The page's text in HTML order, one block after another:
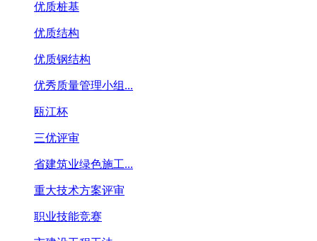
优质桩基
优质结构
优质钢结构
优秀质量管理小组...
瓯江杯
三优评审
省建筑业绿色施工...
重大技术方案评审
职业技能竞赛